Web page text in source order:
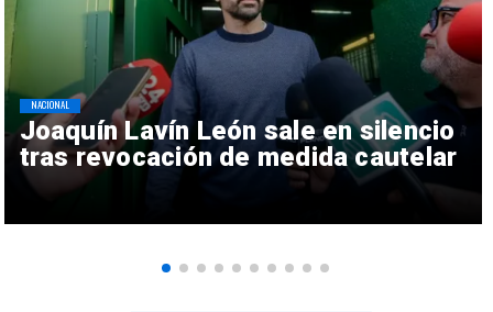
Joaquín Lavín León sale en silencio
tras revocación de medida cautelar
NACIONAL